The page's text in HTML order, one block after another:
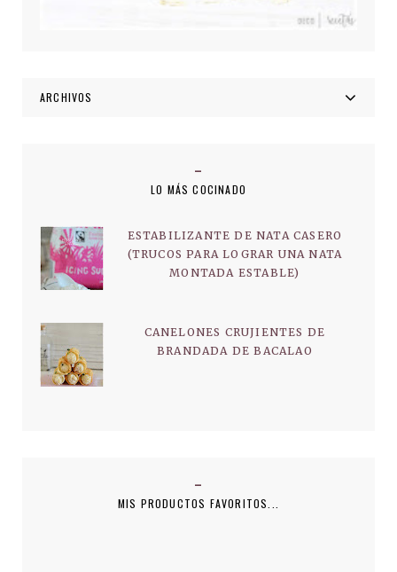
ARCHIVOS
LO MÁS COCINADO
ESTABILIZANTE DE NATA CASERO
(TRUCOS PARA LOGRAR UNA NATA
MONTADA ESTABLE)
CANELONES CRUJIENTES DE
BRANDADA DE BACALAO
MIS PRODUCTOS FAVORITOS...